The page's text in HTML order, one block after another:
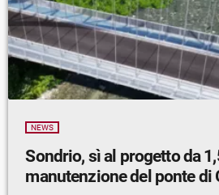
NEWS
Sondrio, sì al progetto da
manutenzione del ponte di